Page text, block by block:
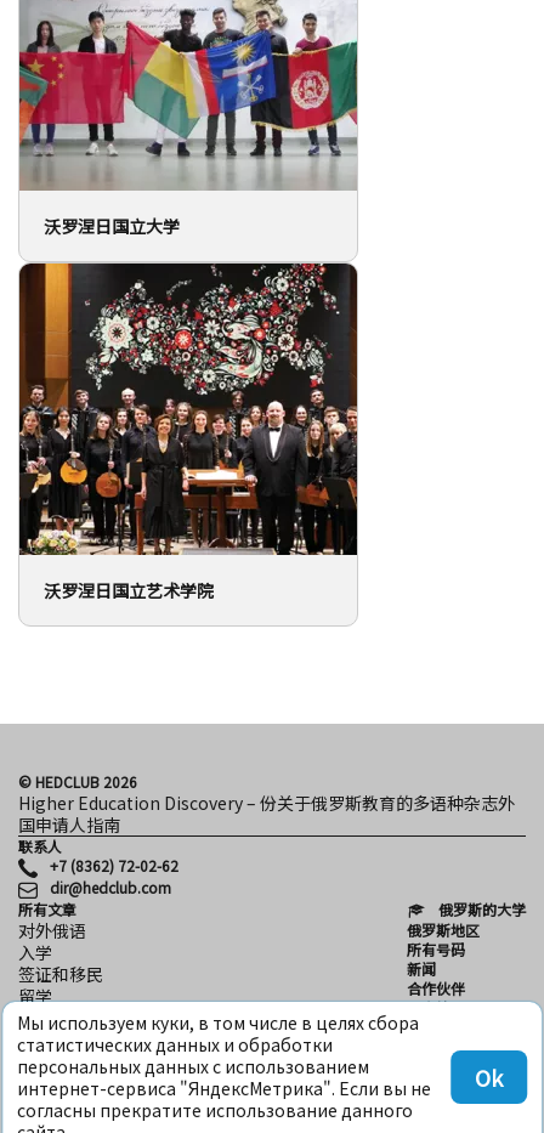
沃罗涅日国立大学
沃罗涅日国立艺术学院
© HEDCLUB 2026
Higher Education Discovery – 份关于俄罗斯教育的多语种杂志外
国申请人指南
联系人
+7 (8362) 72-02-62
dir@hedclub.com
所有文章
对外俄语
入学
签证和移民
留学
科学
HED_people
俄罗斯之家
地区
文化
俄罗斯的大学
俄罗斯地区
所有号码
新闻
合作伙伴
用户协议
保密性
Мы используем куки, в том числе в целях сбора
статистических данных и обработки
персональных данных с использованием
интернет-сервиса "ЯндексМетрика". Если вы не
согласны прекратите использование данного
Ok